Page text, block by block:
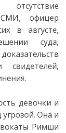
СМИ, офицер
в августе,
суда,
девочки и
Она и
Римши